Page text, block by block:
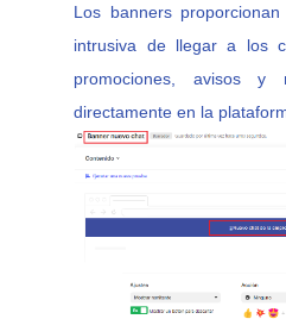
Los banners
intrusiva de llegar a los
promociones, avisos y
directamente en la